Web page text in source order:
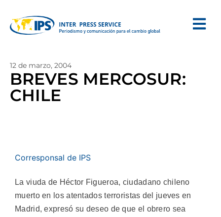
12 de marzo, 2004
BREVES MERCOSUR:
CHILE
Corresponsal de IPS
La viuda de Héctor Figueroa, ciudadano chileno
muerto en los atentados terroristas del jueves en
Madrid, expresó su deseo de que el obrero sea